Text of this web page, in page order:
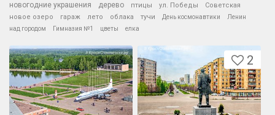
новогодние украшения
дерево птицы ул. Победы
Советская
новое озеро
гараж лето облака тучи День космонавтики
Ленин
над городом
Гимназия №1 цветы елка
2